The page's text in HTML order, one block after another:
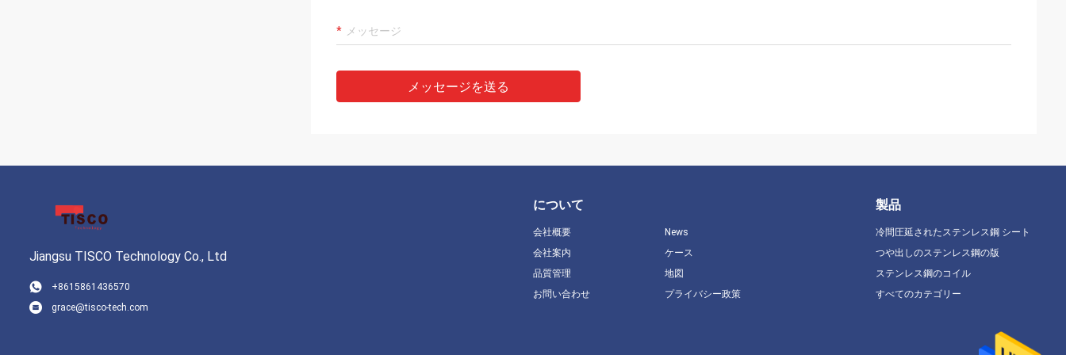
メッセージを送る
Jiangsu TISCO Technology Co., Ltd
+8615861436570
grace@tisco-tech.com
について
会社概要
会社案内
品質管理
お問い合わせ
News
ケース
地図
プライバシー政策
製品
冷間圧延されたステンレス鋼 シート
つや出しのステンレス鋼の版
ステンレス鋼のコイル
すべてのカテゴリー